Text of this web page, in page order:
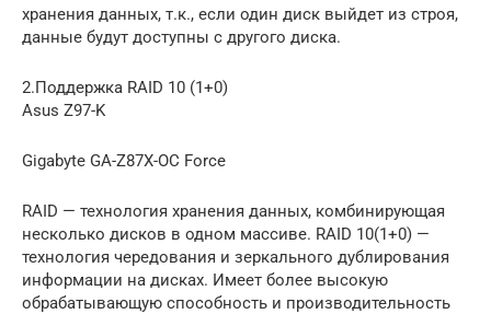
хранения данных, т.к., если один диск выйдет из строя,
данные будут доступны с другого диска.
2.Поддержка RAID 10 (1+0)
Asus Z97-K
Gigabyte GA-Z87X-OC Force
RAID — технология хранения данных, комбинирующая
несколько дисков в одном массиве. RAID 10(1+0) —
технология чередования и зеркального дублирования
информации на дисках. Имеет более высокую
обрабатывающую способность и производительность